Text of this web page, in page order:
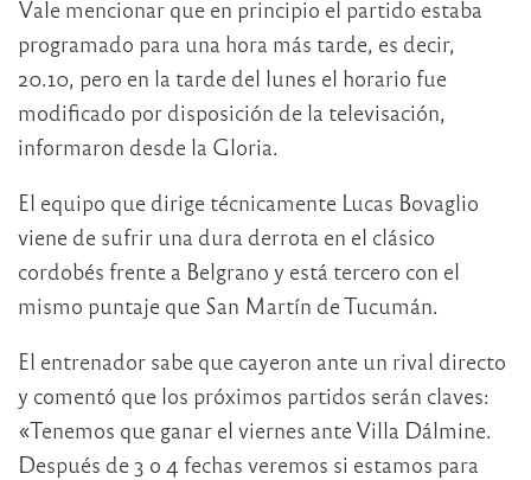
Vale mencionar que en principio el partido estaba
programado para una hora más tarde, es decir,
20.10, pero en la tarde del lunes el horario fue
modificado por disposición de la televisación,
informaron desde la Gloria.
El equipo que dirige técnicamente Lucas Bovaglio
viene de sufrir una dura derrota en el clásico
cordobés frente a Belgrano y está tercero con el
mismo puntaje que San Martín de Tucumán.
El entrenador sabe que cayeron ante un rival directo
y comentó que los próximos partidos serán claves:
«Tenemos que ganar el viernes ante Villa Dálmine.
Después de 3 o 4 fechas veremos si estamos para